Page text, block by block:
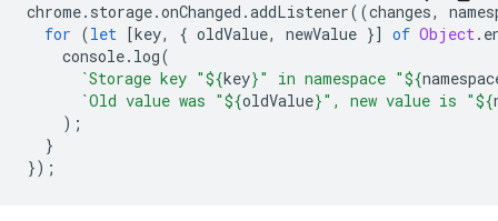
chrome. storage.onChanged .addListener((changes,
for (let [key, { oldValue, newValue }] of Object.
console. log(
`Storage key "${key}" in namespace "${
`Old value was "${oldValue}", new value is "${
);
}
});